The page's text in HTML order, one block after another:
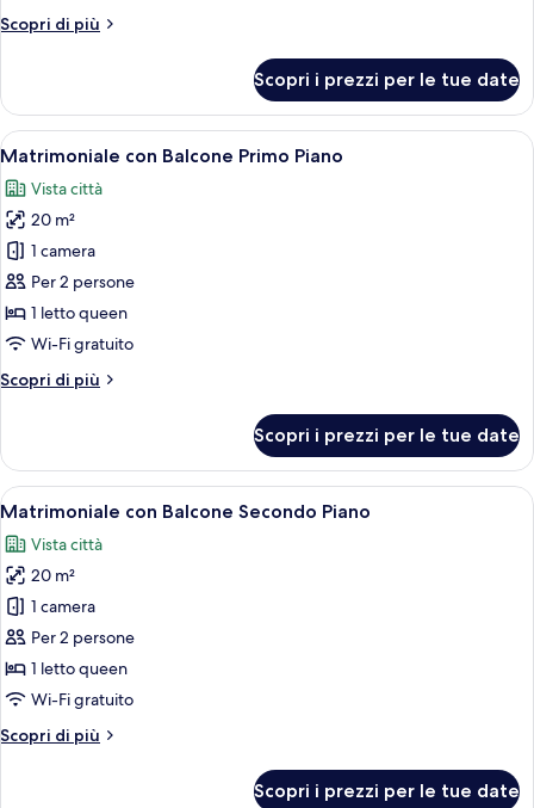
Balcone
Piano
Scopri di più
Altri
con
Terrazza
e
-
Ultimo
Piano
Scopri i prezzi per le tue date
Apri
tutte
le
foto
per
Matrimoniale
con
Balcone
Piano
Una stanza con un letto, una
5
Matrimoniale con Balcone Primo Piano
Vista città
20 m²
1 camera
Per 2 persone
1 letto queen
Wi-Fi gratuito
Scopri di più
Altri
con
Balcone
Primo
Scopri i prezzi per le tue date
Apri
tutte
le
foto
per
Matrimoniale
con
Balcone
Secondo
Piano
Camera d'albergo con un letto, una
7
Matrimoniale con Balcone Secondo Piano
Vista città
20 m²
1 camera
Per 2 persone
1 letto queen
Wi-Fi gratuito
Scopri di più
Altri
Scopri i prezzi per le tue date